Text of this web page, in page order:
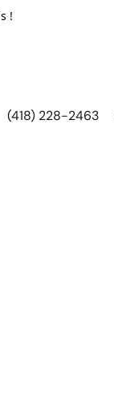
!
(418) 228-2463